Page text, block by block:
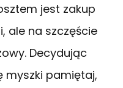
jest zakup
ale na szczęście
Decydując
myszki pamiętaj,